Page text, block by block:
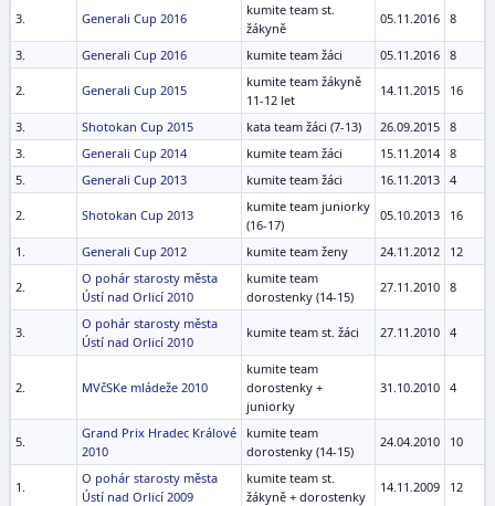
3. Generali Cup 2016
kumite team st.
žákyně
05.11.2016 8
3. Generali Cup 2016 kumite team žáci 05.11.2016 8
2. Generali Cup 2015
kumite team žákyně
11-12 let
14.11.2015 16
3. Shotokan Cup 2015 kata team žáci (7-13) 26.09.2015 8
3.
Generali Cup 2014 kumite team žáci 15.11.2014 8
5.
Generali Cup 2013 kumite team žáci 16.11.2013 4
2. Shotokan Cup 2013
kumite team juniorky
(16-17)
05.10.2013 16
1. Generali Cup 2012 kumite team ženy 24.11.2012 12
2.
O pohár starosty města
Ústí nad Orlicí 2010
kumite team
dorostenky (14-15)
27.11.2010 8
3.
O pohár starosty města
Ústí nad Orlicí 2010
kumite team st. žáci 27.11.2010 4
2. MVčSKe mládeže 2010
kumite team
dorostenky +
juniorky
31.10.2010 4
5.
Grand Prix Hradec Králové
2010
kumite team
dorostenky (14-15)
24.04.2010 10
1.
O pohár starosty města
Ústí nad Orlicí 2009
kumite team st.
žákyně + dorostenky
14.11.2009 12